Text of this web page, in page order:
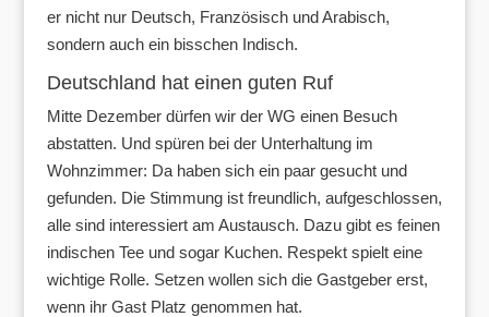
er nicht nur Deutsch, Französisch und Arabisch,
sondern auch ein bisschen Indisch.
Deutschland hat einen guten Ruf
Mitte Dezember dürfen wir der WG einen Besuch
abstatten. Und spüren bei der Unterhaltung im
Wohnzimmer: Da haben sich ein paar gesucht und
gefunden. Die Stimmung ist freundlich, aufgeschlossen,
alle sind interessiert am Austausch. Dazu gibt es feinen
indischen Tee und sogar Kuchen. Respekt spielt eine
wichtige Rolle. Setzen wollen sich die Gastgeber erst,
wenn ihr Gast Platz genommen hat.